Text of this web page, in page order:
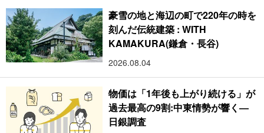
豪雪の地と海辺の町で220年の時を
刻んだ伝統建築 : WITH
KAMAKURA(鎌倉・長谷)
2026.08.04
物価は「1年後も上がり続ける」が
過去最高の9割:中東情勢が響く―
日銀調査